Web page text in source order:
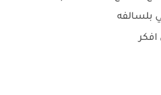
بلسالفه